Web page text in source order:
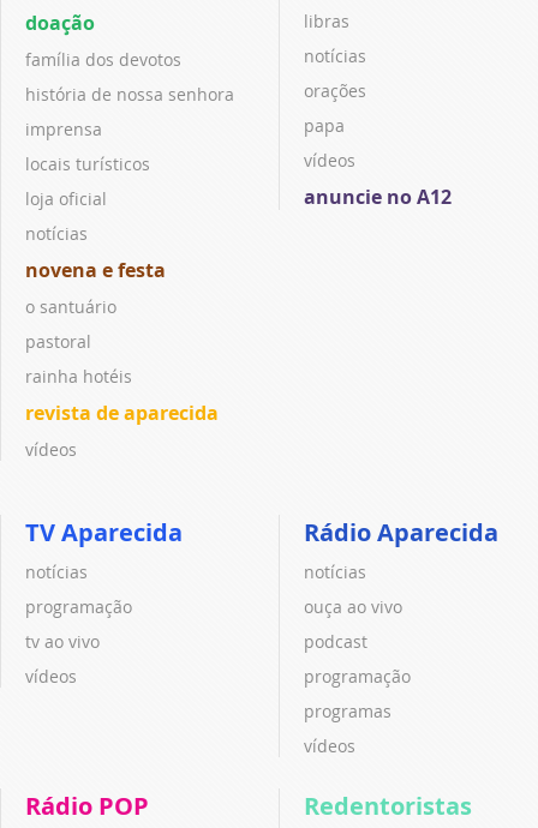
doação
família dos devotos
história de nossa senhora
imprensa
locais turísticos
loja oficial
notícias
novena e festa
o santuário
pastoral
rainha hotéis
revista de aparecida
vídeos
libras
notícias
orações
papa
vídeos
anuncie no A12
TV Aparecida
notícias
programação
tv ao vivo
vídeos
Rádio Aparecida
notícias
ouça ao vivo
podcast
programação
programas
vídeos
Rádio POP Redentoristas